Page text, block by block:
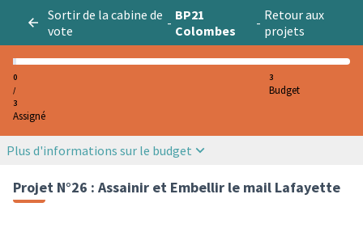
Sortir de la cabine de
vote
- BP21
Colombes
- Retour aux
projets
0
/
3
Assigné
3
Budget
Plus d'informations sur le budget
Projet N°26 : Assainir et Embellir le mail Lafayette